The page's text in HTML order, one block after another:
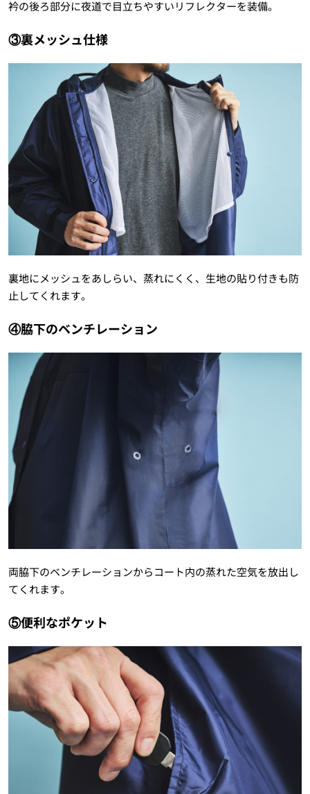
衿の後ろ部分に夜道で目立ちやすいリフレクターを装備。
③裏メッシュ仕様
裏地にメッシュをあしらい、蒸れにくく、生地の貼り付きも防
止してくれます。
④脇下のベンチレーション
両脇下のベンチレーションからコート内の蒸れた空気を放出し
てくれます。
⑤便利なポケット